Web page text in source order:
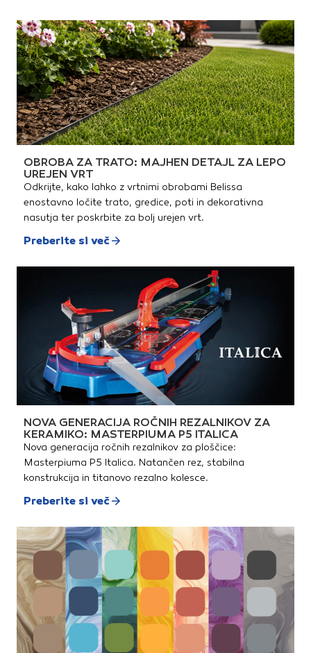
OBROBA ZA TRATO: MAJHEN DETAJL ZA LEPO
UREJEN VRT
Odkrijte, kako lahko z vrtnimi obrobami Belissa
enostavno ločite trato, gredice, poti in dekorativna
nasutja ter poskrbite za bolj urejen vrt.
Preberite si več
NOVA GENERACIJA ROČNIH REZALNIKOV ZA
KERAMIKO: MASTERPIUMA P5 ITALICA
Nova generacija ročnih rezalnikov za ploščice:
Masterpiuma P5 Italica. Natančen rez, stabilna
konstrukcija in titanovo rezalno kolesce.
Preberite si več